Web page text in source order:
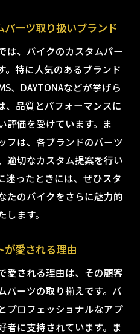
ーツ取り扱いブランド
は、バイクのカスタムパー
。特に人気のあるブランド
、DAYTONAなどが挙げら
、品質とパフォーマンスに
評価を受けています。ま
フは、各ブランドのパーツ
適切なカスタム提案を行い
迷ったときには、ぜひスタ
たのバイクをさらに魅力的
ます。
が愛される理由
愛される理由は、その顧客
パーツの取り揃えです。バ
プロフェッショナルなアプ
者に支持されています。ま